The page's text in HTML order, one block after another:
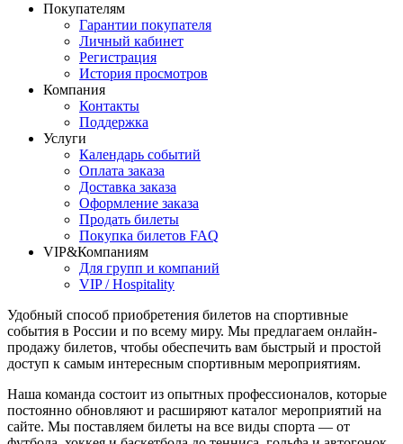
Покупателям
Гарантии покупателя
Личный кабинет
Регистрация
История просмотров
Компания
Контакты
Поддержка
Услуги
Календарь событий
Оплата заказа
Доставка заказа
Оформление заказа
Продать билеты
Покупка билетов FAQ
VIP&Компаниям
Для групп и компаний
VIP / Hospitality
Удобный способ приобретения билетов на спортивные
события в России и по всему миру. Мы предлагаем онлайн-
продажу билетов, чтобы обеспечить вам быстрый и простой
доступ к самым интересным спортивным мероприятиям.
Наша команда состоит из опытных профессионалов, которые
постоянно обновляют и расширяют каталог мероприятий на
сайте. Мы поставляем билеты на все виды спорта — от